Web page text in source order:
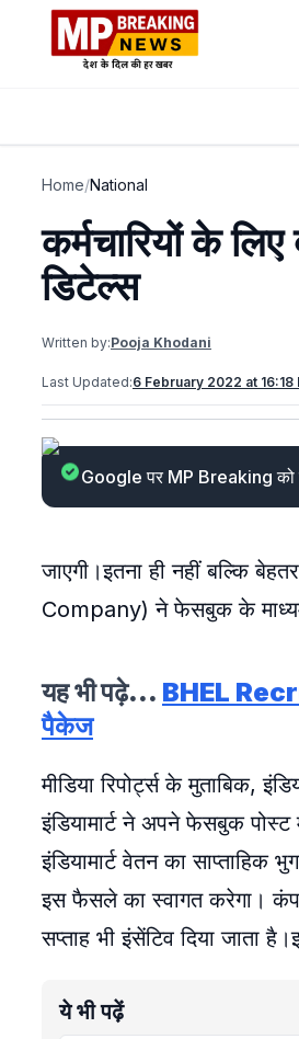
Home/National
कर्मचारियों के
डिटेल्स
Written by:Pooja Khodani
Last Updated:6 February 2022 at 16:18
Google पर MP Breaking
जाएगी।इतना ही नहीं बल्कि
Company) ने फेसबुक के
यह भी पढ़े… BHEL
पैकेज
मीडिया रिपोर्ट्स के मुताबिक,
इंडियामार्ट ने अपने फेसबुक
इंडियामार्ट वेतन का
इस फैसले का स्वागत करेगा।
सप्ताह भी इंसेंटिव दिया जाता
ये भी पढ़ें